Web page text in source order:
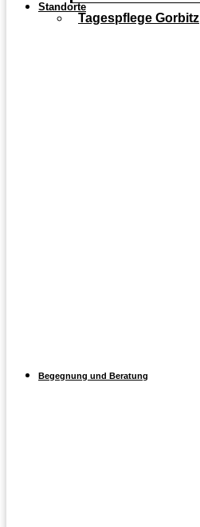
Tagespflege Gorbitz
Begegnung und Beratung
Standorte